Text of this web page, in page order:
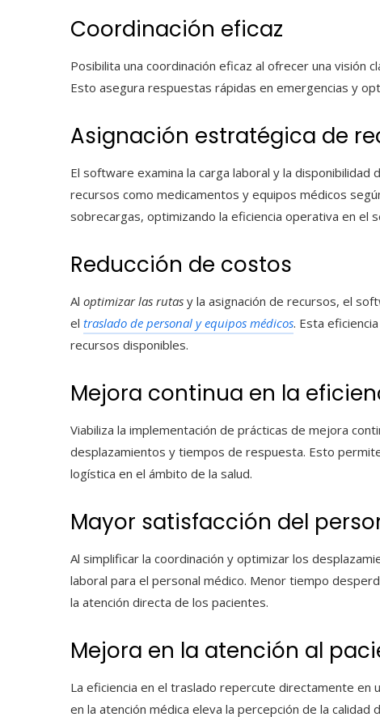
Coordinación eficaz
Posibilita una coordinación eficaz al ofrecer una visión
Esto asegura respuestas rápidas en emergencias y
Asignación estratégica de
El software examina la carga laboral y la
recursos como medicamentos y equipos médicos
sobrecargas, optimizando la eficiencia operativa en el
Reducción de costos
Al optimizar las rutas y la asignación de recursos, el
el traslado de personal y equipos médicos. Esta
recursos disponibles.
Mejora continua en la
Viabiliza la implementación de prácticas de mejora
desplazamientos y tiempos de respuesta. Esto
logística en el ámbito de la salud.
Mayor satisfacción del
Al simplificar la coordinación y optimizar los
laboral para el personal médico. Menor tiempo
la atención directa de los pacientes.
Mejora en la atención al
La eficiencia en el traslado repercute directamente en
en la atención médica eleva la percepción de la